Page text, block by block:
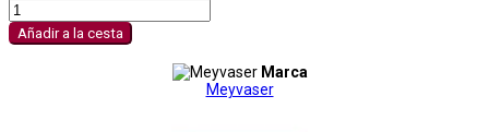
Añadir a la cesta
Marca
Meyvaser